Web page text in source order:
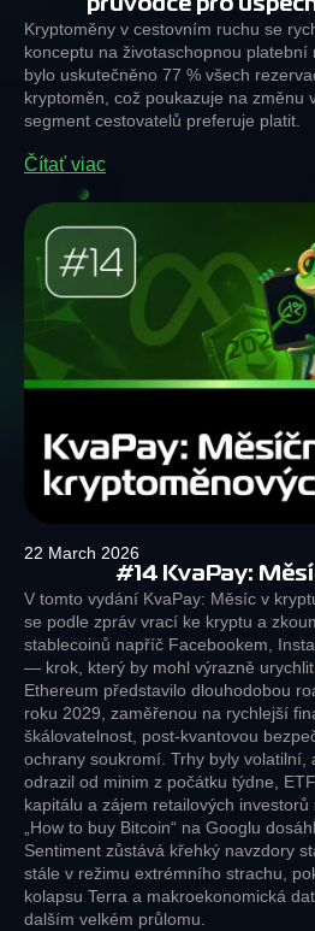
průvodce pro
Kryptoměny v cestovním ruchu se
konceptu na životaschopnou
bylo uskutečněno 77 % všech
kryptoměn, což poukazuje na změnu
segment cestovatelů preferuje platit.
Čítať viac
22 March 2026
#14 KvaPay:
V tomto vydání KvaPay: Měsíc v
se podle zpráv vrací ke kryptu a
stablecoinů napříč Facebookem,
— krok, který by mohl výrazně
Ethereum představilo dlouhodobou
roku 2029, zaměřenou na rychlejší
škálovatelnost, post-kvantovou
ochrany soukromí. Trhy byly volatilní,
odrazil od minim z počátku týdne,
kapitálu a zájem retailových
„How to buy Bitcoin“ na Googlu
Sentiment zůstává křehký navzdory
stále v režimu extrémního strachu,
kolapsu Terra a makroekonomická
dalším velkém průlomu.